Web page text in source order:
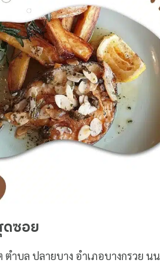
ซอย
ตำบล ปลายบาง อำเภอบางกรวย น